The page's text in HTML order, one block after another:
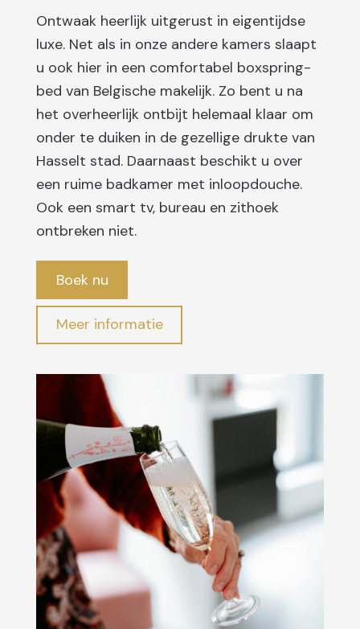
Ontwaak heerlijk uitgerust in eigentijdse
luxe. Net als in onze andere kamers slaapt
u ook hier in een comfortabel boxspring-
bed van Belgische makelijk. Zo bent u na
het overheerlijk ontbijt helemaal klaar om
onder te duiken in de gezellige drukte van
Hasselt stad. Daarnaast beschikt u over
een ruime badkamer met inloopdouche.
Ook een smart tv, bureau en zithoek
ontbreken niet.
Boek nu
Meer informatie